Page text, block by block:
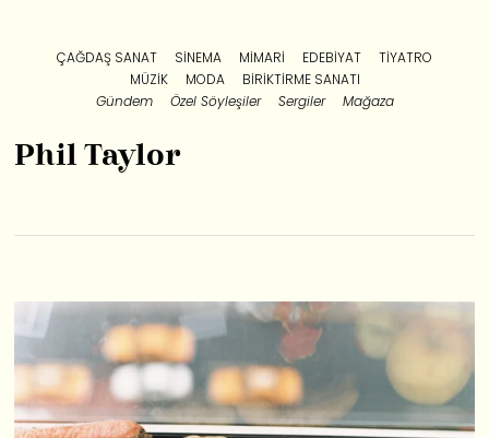
ÇAĞDAŞ SANAT SINEMA MIMARI EDEBIYAT
TIYATRO
MÜZIK
MODA
BIRIKTIRME SANATI
Gündem
Özel Söyleşiler Sergiler Mağaza
Phil Taylor